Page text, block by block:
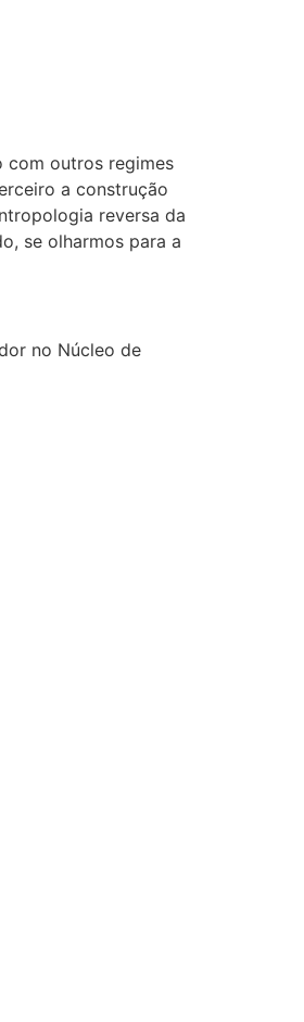
com outros regimes
a construção
reversa da
se olharmos para a
no Núcleo de